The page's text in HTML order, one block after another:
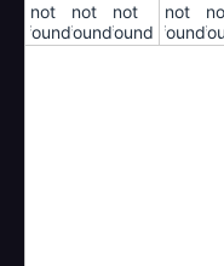
!not
found!
!not
found!
!not
found!
!not
found!